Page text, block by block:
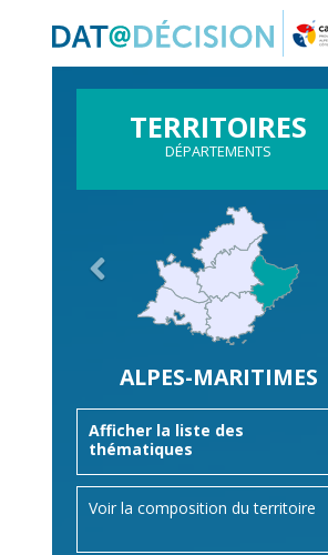
TERRITOIRES
DÉPARTEMENTS
ALPES-MARITIMES
Afficher la liste des
thématiques
Voir la composition du territoire